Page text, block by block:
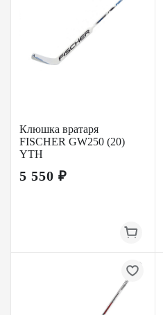
Клюшка вратаря
FISCHER GW250 (20)
YTH
5 550 ₽